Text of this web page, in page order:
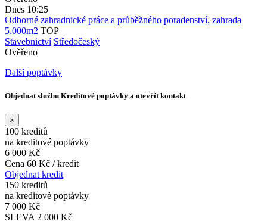
Dnes 10:25
Odborné zahradnické práce a průběžného poradenství, zahrada
5.000m2 TOP
Stavebnictví Středočeský
Ověřeno
Další poptávky
Objednat službu Kreditové poptávky a otevřít kontakt
×
100 kreditů
na kreditové poptávky
6 000 Kč
Cena 60 Kč / kredit
Objednat kredit
150 kreditů
na kreditové poptávky
7 000 Kč
SLEVA 2 000 Kč